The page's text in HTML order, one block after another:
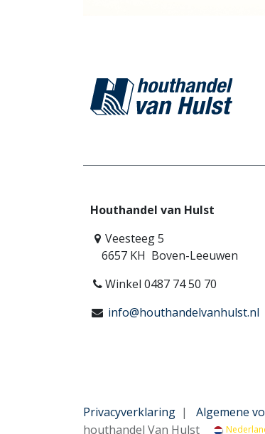
Houthandel van Hulst
Veesteeg 5
6657 KH Boven-Leeuwen
Winkel 0487 74 50 70
info@houthandelvanhulst.nl
Privacyverklaring | Algemene
houthandel Van Hulst